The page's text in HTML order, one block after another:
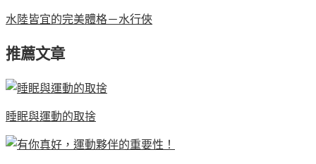
水陸皆宜的完美體格－水行俠
推薦文章
睡眠與運動的取捨